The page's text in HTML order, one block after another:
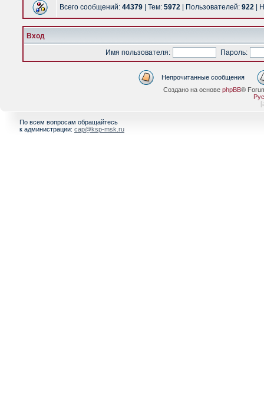
Всего сообщений: 44379 | Тем: 5972 | Пользователей: 922 |
Вход
Имя пользователя:
Пароль:
Непрочитанные сообщения
Создано на основе phpBB®
[
По всем вопросам обращайтесь
к администрации: cap@ksp-msk.ru